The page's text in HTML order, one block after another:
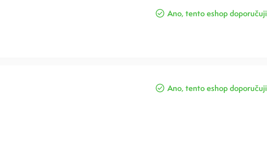
Ano, tento eshop doporučuji
Ano, tento eshop doporučuji